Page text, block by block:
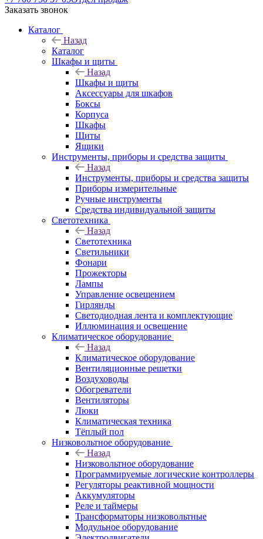
Заказать звонок
Каталог
Назад
Каталог
Шкафы и щиты
Назад
Шкафы и щиты
Аксессуары для шкафов
Боксы
Корпуса
Шкафы
Щиты
Ящики
Инструменты, приборы и средства защиты
Назад
Инструменты, приборы и средства защиты
Приборы измерительные
Ручные инструменты
Средства индивидуальной защиты
Светотехника
Назад
Светотехника
Светильники
Фонари
Прожекторы
Лампы
Управление освещением
Гирлянды
Светодиодная лента и комплектующие
Иллюминация и освещение
Климатическое оборудование
Назад
Климатическое оборудование
Вентиляционные решетки
Воздуховоды
Обогреватели
Вентиляторы
Люки
Климатическая техника
Тёплый пол
Низковольтное оборудование
Назад
Низковольтное оборудование
Программируемые логические контроллеры
Регуляторы реактивной мощности
Аккумуляторы
Реле и таймеры
Трансформаторы низковольтные
Модульное оборудование